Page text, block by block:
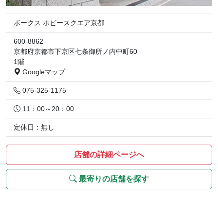
ボークス ホビースクエア京都
600-8862
京都府京都市下京区七条御所ノ内中町60
1階
Googleマップ
075-325-1175
11：00～20：00
定休日：無し
店舗の詳細ページへ
最寄りの店舗を探す